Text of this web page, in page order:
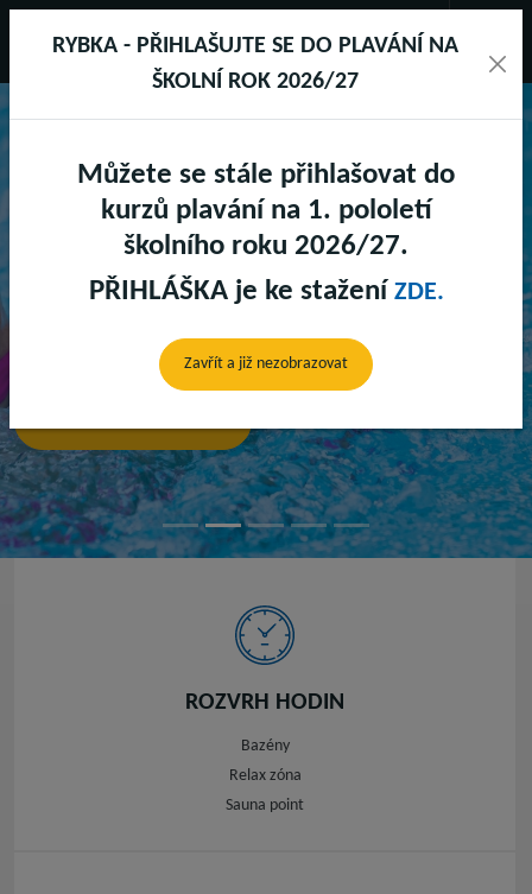
SPORTAREÁL
Zjistit
ROZVRH HODIN
Bazény
Relax zóna
Sauna point
RYBKA - PŘIHLAŠUJTE SE DO PLAVÁNÍ NA
ŠKOLNÍ ROK 2026/27
Můžete se stále přihlašovat do
kurzů plavání na 1. pololetí
školního roku 2026/27.
PŘIHLÁŠKA je ke stažení ZDE.
Zavřít a již nezobrazovat